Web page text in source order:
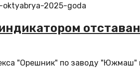
2025-goda
"Орешник" по заводу "Южмаш"